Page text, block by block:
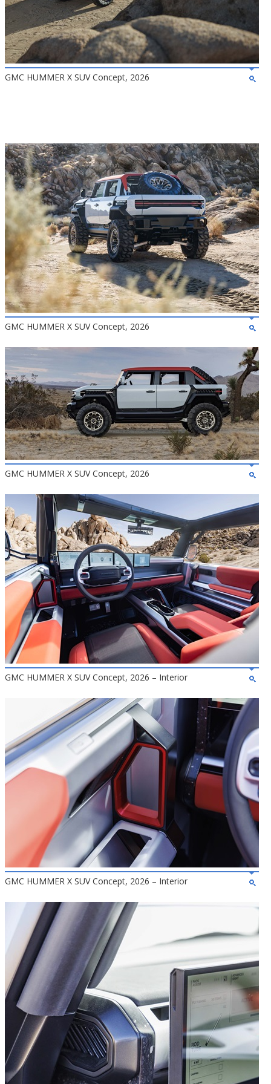
GMC HUMMER X SUV Concept, 2026
GMC HUMMER X SUV Concept, 2026
GMC HUMMER X SUV Concept, 2026
GMC HUMMER X SUV Concept, 2026 – Interior
GMC HUMMER X SUV Concept, 2026 – Interior